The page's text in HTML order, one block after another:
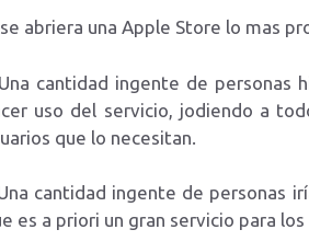
se abriera una Apple Store lo mas
cantidad ingente de personas
uso del servicio, jodiendo a
que lo necesitan.
cantidad ingente de personas
es a priori un gran servicio para